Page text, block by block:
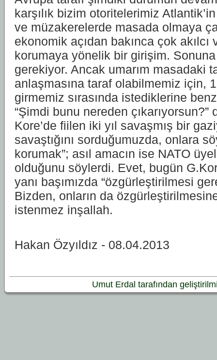
karşılık bizim otoritelerimiz
ve müzakerelerde masada olmaya
ekonomik açıdan bakınca çok
korumaya yönelik bir girişim.
gerekiyor. Ancak umarım masadaki
anlaşmasına taraf olabilmemiz için,
girmemiz sırasında istediklerine
“Şimdi bunu nereden
Kore’de fiilen iki yıl savaşmış bir
savaştığını sorduğumuzda, onlara
korumak”; asıl amacın ise NATO
olduğunu söylerdi. Evet, bugün
yanı başımızda “özgürleştirilmesi
Bizden, onların da
istenmez inşallah.
Hakan Özyıldız - 08.04.2013
Umut Erdal tarafından